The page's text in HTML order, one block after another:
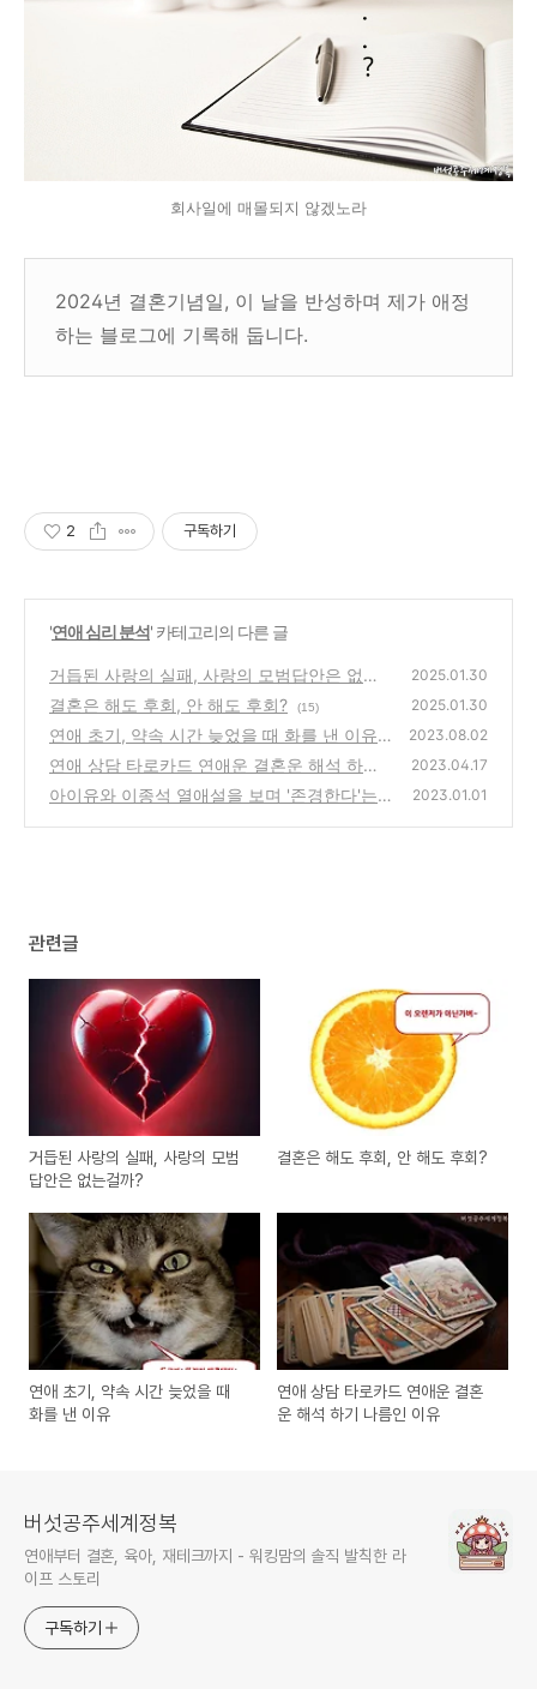
회사일에 매몰되지 않겠노라
2024년 결혼기념일, 이 날을 반성하며 제가 애정
하는 블로그에 기록해 둡니다.
2 구독하기
'연애 심리 분석' 카테고리의 다른 글
거듭된 사랑의 실패, 사랑의 모범답안은 없는
걸까?
(9)
2025.01.30
결혼은 해도 후회, 안 해도 후회? (15) 2025.01.30
연애 초기, 약속 시간 늦었을 때 화를 낸 이유
(15)
2023.08.02
연애 상담 타로카드 연애운 결혼운 해석 하기
나름인 이유
(0)
2023.04.17
아이유와 이종석 열애설을 보며 '존경한다'는
2023.01.01
관련글
거듭된 사랑의 실패, 사랑의 모범
답안은 없는걸까?
결혼은 해도 후회, 안 해도 후회?
연애 초기, 약속 시간 늦었을 때
화를 낸 이유
연애 상담 타로카드 연애운 결혼
운 해석 하기 나름인 이유
버섯공주세계정복
연애부터 결혼, 육아, 재테크까지 - 워킹맘의 솔직 발칙한 라
이프 스토리
구독하기